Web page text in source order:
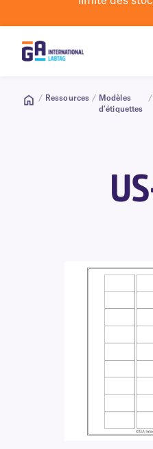
/ Ressources / Modèles
d'étiquettes
/